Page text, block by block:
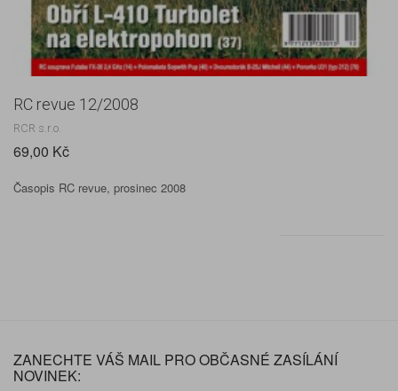
RC revue 12/2008
RCR s.r.o.
69,00 Kč
Časopis RC revue, prosinec 2008
ZANECHTE VÁŠ MAIL PRO OBČASNÉ ZASÍLÁNÍ
NOVINEK: